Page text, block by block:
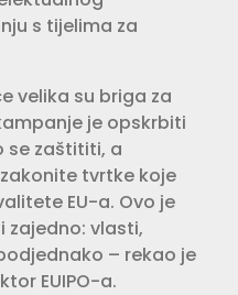
s tijelima za
velika su briga za
je opskrbiti
se zaštititi, a
tvrtke koje
EU-a. Ovo je
vlasti,
– rekao je
EUIPO-a.